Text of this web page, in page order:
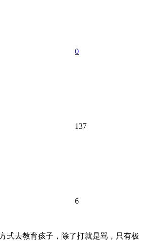
0
137
6
式去教育孩子，除了打就是骂，只有极